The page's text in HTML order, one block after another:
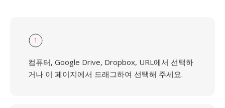
1
컴퓨터, Google Drive, Dropbox, URL에서 선택하
거나 이 페이지에서 드래그하여 선택해 주세요.